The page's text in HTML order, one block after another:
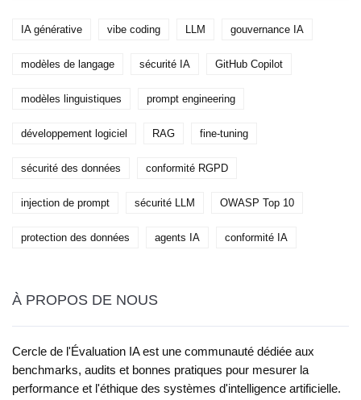
IA générative vibe coding LLM gouvernance IA
modèles de langage sécurité IA GitHub Copilot
modèles linguistiques prompt engineering
développement logiciel RAG fine-tuning
sécurité des données conformité RGPD
injection de prompt sécurité LLM OWASP Top 10
protection des données agents IA conformité IA
À PROPOS DE NOUS
Cercle de l'Évaluation IA est une communauté dédiée aux
benchmarks, audits et bonnes pratiques pour mesurer la
performance et l'éthique des systèmes d'intelligence artificielle.